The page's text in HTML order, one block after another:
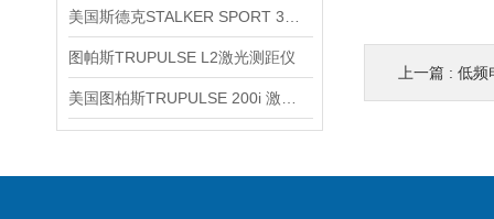
图帕斯TRUPULSE L2激光测距仪
上一篇 : 低频